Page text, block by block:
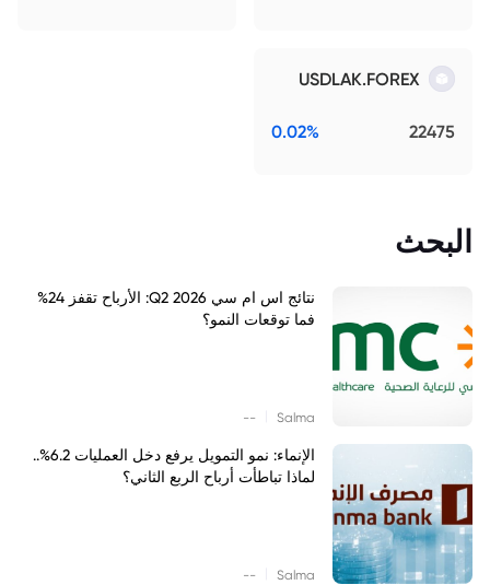
USDLAK.FOREX
22475
0.02%
البحث
نتائج اس ام سي Q2 2026: الأرباح تقفز 24%
فما توقعات النمو؟
Salma
--
الإنماء: نمو التمويل يرفع دخل العمليات 6.2%..
لماذا تباطأت أرباح الربع الثاني؟
Salma
--